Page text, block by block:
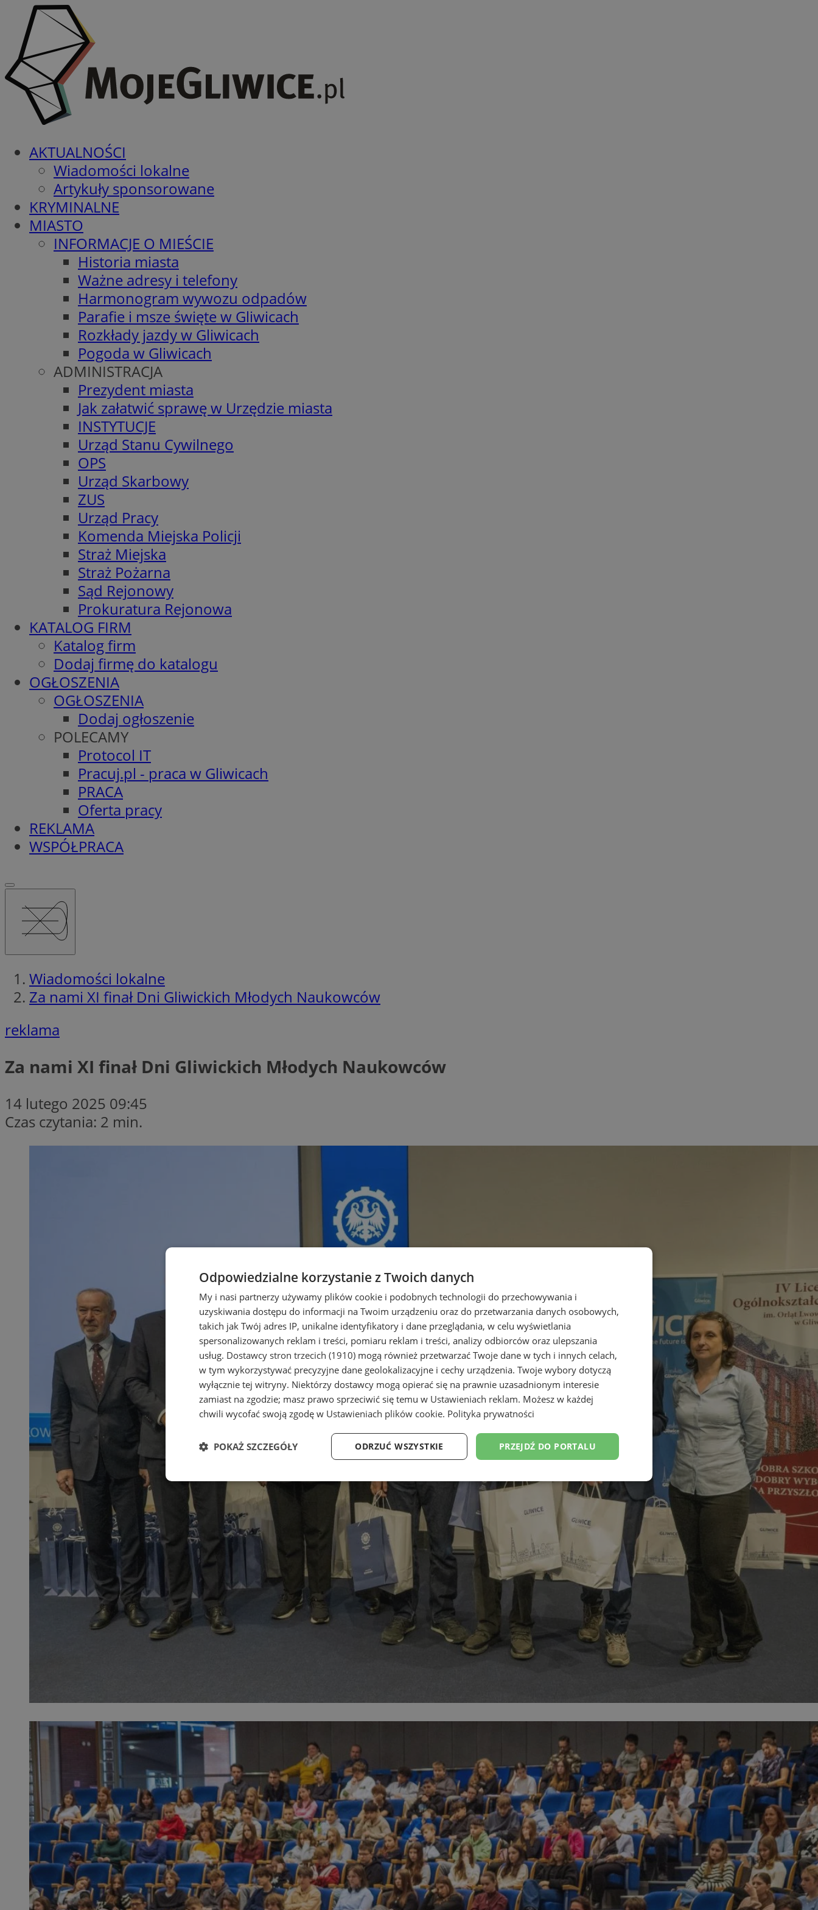
AKTUALNOŚCI
Wiadomości lokalne
Artykuły sponsorowane
KRYMINALNE
MIASTO
INFORMACJE O MIEŚCIE
Historia miasta
Ważne adresy i telefony
Harmonogram wywozu odpadów
Parafie i msze święte w Gliwicach
Rozkłady jazdy w Gliwicach
Pogoda w Gliwicach
ADMINISTRACJA
Prezydent miasta
Jak załatwić sprawę w Urzędzie miasta
INSTYTUCJE
Urząd Stanu Cywilnego
OPS
Urząd Skarbowy
ZUS
Urząd Pracy
Komenda Miejska Policji
Straż Miejska
Straż Pożarna
Sąd Rejonowy
Prokuratura Rejonowa
KATALOG FIRM
Katalog firm
Dodaj firmę do katalogu
OGŁOSZENIA
OGŁOSZENIA
Dodaj ogłoszenie
POLECAMY
Protocol IT
Pracuj.pl - praca w Gliwicach
PRACA
Oferta pracy
REKLAMA
WSPÓŁPRACA
Wiadomości lokalne
Za nami XI finał Dni Gliwickich Młodych Naukowców
reklama
Za nami XI finał Dni Gliwickich Młodych Naukowców
14 lutego 2025 09:45
Czas czytania: 2 min.
Odpowiedzialne korzystanie z Twoich danych
My i nasi partnerzy używamy plików cookie i podobnych technologii do przechowywania i
uzyskiwania dostępu do informacji na Twoim urządzeniu oraz do przetwarzania danych osobowych,
takich jak Twój adres IP, unikalne identyfikatory i dane przeglądania, w celu wyświetlania
spersonalizowanych reklam i treści, pomiaru reklam i treści, analizy odbiorców oraz ulepszania
usług. Dostawcy stron trzecich (1910) mogą również przetwarzać Twoje dane w tych i innych celach,
w tym wykorzystywać precyzyjne dane geolokalizacyjne i cechy urządzenia. Twoje wybory dotyczą
wyłącznie tej witryny. Niektórzy dostawcy mogą opierać się na prawnie uzasadnionym interesie
zamiast na zgodzie; masz prawo sprzeciwić się temu w Ustawieniach reklam. Możesz w każdej
chwili wycofać swoją zgodę w Ustawieniach plików cookie. Polityka prywatności
PRZEJDŹ DO PORTALU
ODRZUĆ WSZYSTKIE
POKAŻ SZCZEGÓŁY
Niezbędne Wydajność Targetowanie Funkcjonalność Niesklasyfikowane
Wydajność Targetowanie Funkcjonalność Niesklasyfikowane
Niezbędne pliki cookie umożliwiają korzystanie z podstawowych funkcji strony internetowej, takich jak logowanie użytkownika i
zarządzanie kontem. Bez niezbędnych plików cookie nie można prawidłowo korzystać ze strony internetowej.
Nazwa
Provider
Okres
przechowywania
Opis
1 rok
Ten plik cookie przechowuje identyfikator sesji.
VISITOR_PRIVACY_METADATA
YouTube
.youtube.com
Ten plik cookie przechowuje informacje o zgodzie
użytkownika oraz jego preferencjach dotyczących
prywatności podczas korzystania z witryny. Rejestruje
wybory dotyczące polityki prywatności i ustawień
zgody, zapewniając ich przestrzeganie w kolejnych
wizytach. Dzięki temu użytkownik nie musi ponownie
konfigurować swoich preferencji, co zwiększa wygodę i
zgodność z regulacjami ochrony danych.
CookieScriptConsent
CookieScript
mojegliwice.pl
4 tygodnie 2 dni
Ten plik cookie jest używany przez usługę Cookie-
Script.com do zapamiętywania preferencji dotyczących
zgody użytkownika na pliki cookie. Jest to konieczne,
aby baner cookie Cookie-Script.com działał poprawnie.
Nazwa
Provider/
Okres
Opis
Nazwa Provider/Domena
Okres
przechowywania
Opis
Google Privacy Policy